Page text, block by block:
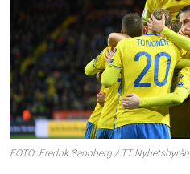
FOTO: Fredrik Sandberg / TT Nyhetsbyrån